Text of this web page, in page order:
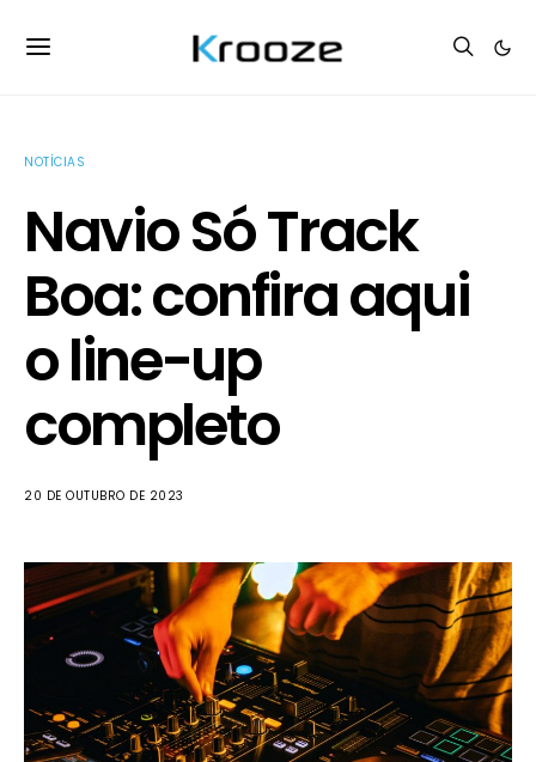
NOTÍCIAS
Navio Só Track
Boa: confira aqui
o line-up
completo
20 DE OUTUBRO DE 2023